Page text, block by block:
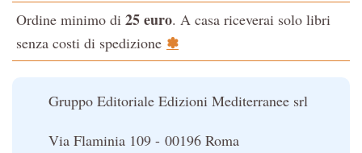
La Cabala
Il potere del serpente
Ordine minimo di 25 euro. A casa riceverai solo libri
senza costi di spedizione ✽
Gruppo Editoriale Edizioni Mediterranee srl
Via Flaminia 109 - 00196 Roma